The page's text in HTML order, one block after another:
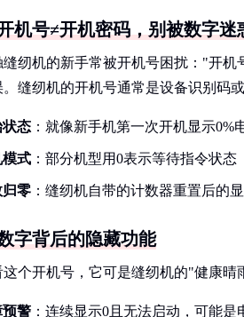
机号≠开机密码，别被数字迷
缝纫机的新手常被开机号困扰："开
缝纫机的开机号通常是设备识别码
态 ：就像新手机第一次开机显示0%
式 ：部分机型用0表示等待指令状态
零 ：缝纫机自带的计数器重置后的
字背后的隐藏功能
这个开机号，它可是缝纫机的"健康晴
警 ：连续显示0且无法启动，可能